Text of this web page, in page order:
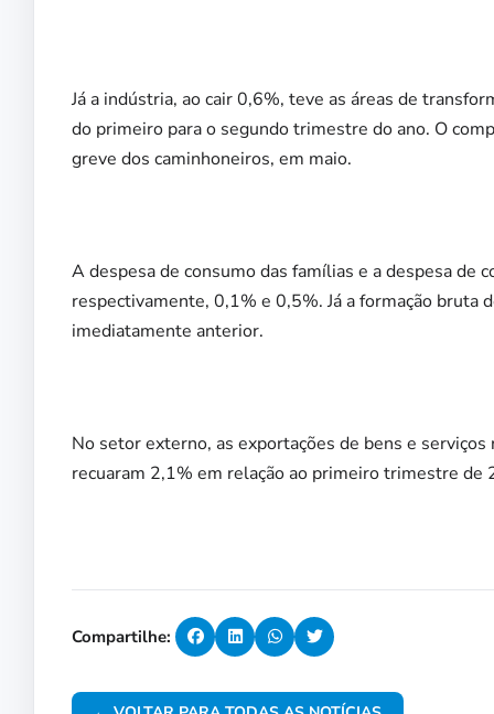
Já a indústria, ao cair 0,6%, teve as áreas de
do primeiro para o segundo trimestre do ano. O
greve dos caminhoneiros, em maio.
A despesa de consumo das famílias e a despesa de
respectivamente, 0,1% e 0,5%. Já a formação
imediatamente anterior.
No setor externo, as exportações de bens e
recuaram 2,1% em relação ao primeiro trimestre de
Compartilhe: